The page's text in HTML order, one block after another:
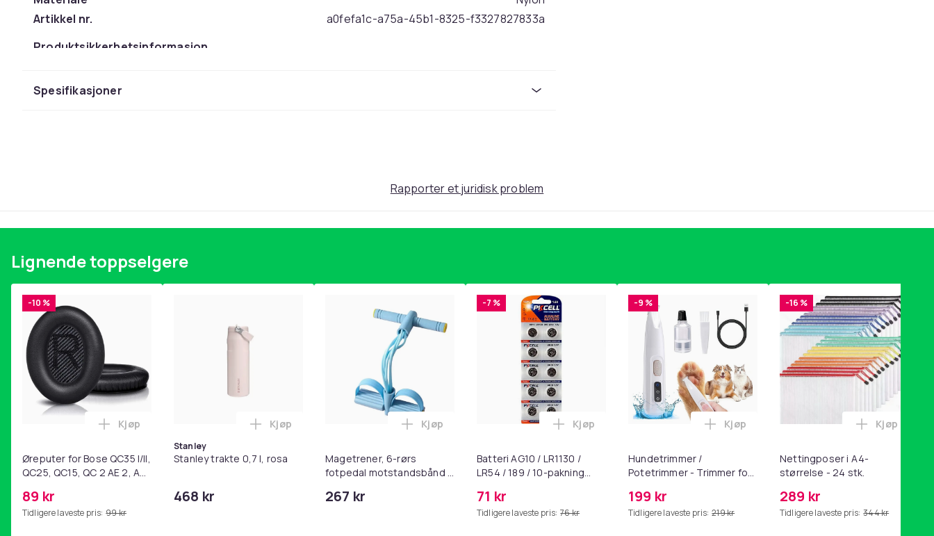
Artikkel nr.
a0fefa1c-a75a-45b1-8325-f3327827833a
Produktsikkerhetsinformasjon
Spesifikasjoner
Rapporter et juridisk problem
Lignende toppselgere
-10 %
Øreputer for Bose QC35 I/II,
QC25, QC15, QC 2 AE 2, AE
SoundLink Black
89 kr
Tidligere laveste pris: 99 kr
Legg Øreputer for Bose QC35 I/II, QC25, QC15, QC 2 AE 2, AE 2i, AE 2w, SoundTrue, SoundLink Black i handlekurven
Kjøp
Stanley
Stanley trakte 0,7 l, rosa
468 kr
Legg Stanley trakte 0,7 l, rosa i handlekurven
Kjøp
Magetrener, 6-rørs
fotpedal motstandsbånd -
yoga og
267 kr
Legg Magetrener, 6-rørs fotpedal motstandsbånd - mage- og kjernetrening, yoga og
Kjøp
-7 %
Batteri AG10 / LR1130 /
LR54 / 189 / 10-pakning
71 kr
Tidligere laveste pris: 76 kr
Legg Batteri AG10 / LR1130 / LR54 / 189 / 10-pakning PKcell i
Kjøp
-9 %
Hundetrimmer /
Potetrimmer - Trimmer for
199 kr
Tidligere laveste pris: 219 kr
Legg Hundetrimmer / Potetrimmer -
Kjøp
-16 %
Nettingposer i A4-
størrelse - 24 stk.
289 kr
Tidligere laveste pris: 344 kr
Legg
Kjøp